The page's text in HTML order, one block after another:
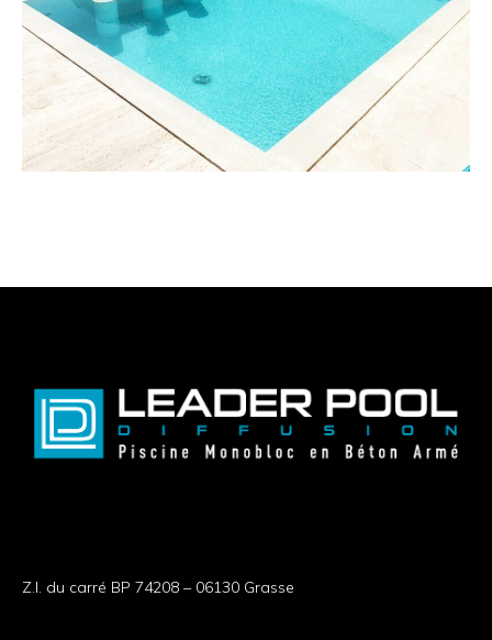
Z.I. du carré BP 74208 – 06130 Grasse